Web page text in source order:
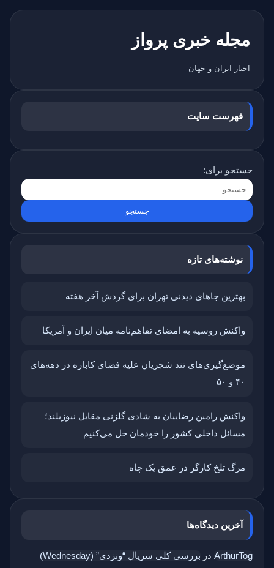
مجله خبری پرواز
اخبار ایران و جهان
فهرست سایت
جستجو برای:
نوشته‌های تازه
بهترین جاهای دیدنی تهران برای گردش آخر هفته
واکنش روسیه به امضای تفاهم‌نامه میان ایران و آمریکا
موضع‌گیری‌های تند شجریان علیه فضای کاباره در دهه‌های
۴۰ و ۵۰
واکنش رامین رضاییان به شادی گلزنی مقابل نیوزیلند؛
مسائل داخلی کشور را خودمان حل می‌کنیم
مرگ تلخ کارگر در عمق یک چاه
آخرین دیدگاه‌ها
ArthurTog در بررسی کلی سریال “ونزدی” (Wednesday)